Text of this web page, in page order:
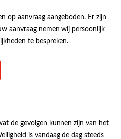
op aanvraag aangeboden. Er zijn
aanvraag nemen wij persoonlijk
te bespreken.
de gevolgen kunnen zijn van het
is vandaag de dag steeds